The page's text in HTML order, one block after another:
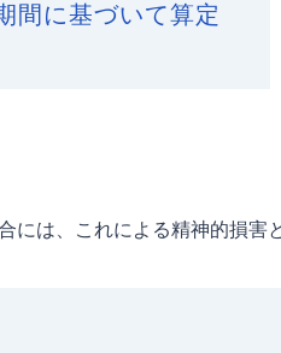
間に基づいて算定
は、これによる精神的損害